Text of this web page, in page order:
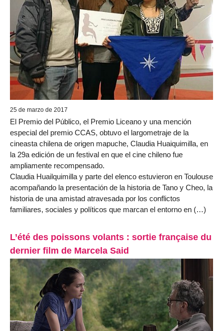
25 de marzo de 2017
El Premio del Público, el Premio Liceano y una mención
especial del premio CCAS, obtuvo el largometraje de la
cineasta chilena de origen mapuche, Claudia Huaiquimilla, en
la 29a edición de un festival en que el cine chileno fue
ampliamente recompensado.
Claudia Huailquimilla y parte del elenco estuvieron en Toulouse
acompañando la presentación de la historia de Tano y Cheo, la
historia de una amistad atravesada por los conflictos
familiares, sociales y políticos que marcan el entorno en (…)
L’été des poissons volants : sortie française du
dernier film de Marcela Said